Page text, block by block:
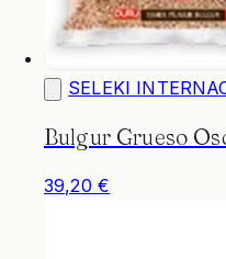
SELEKI
Bulgur Grueso
39,20 €